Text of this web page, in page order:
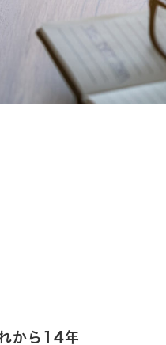
から14年